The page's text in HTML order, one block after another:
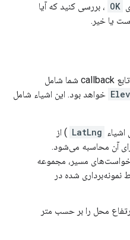
OK ، بررسی کنید که آیا
یا خیر.
تابع callback شما شامل
خواهد بود. این اشیاء شامل
LatLng ) از
آن محاسبه می‌شود.
مسیر، مجموعه
نمونه‌برداری شده در
محل را بر حسب متر